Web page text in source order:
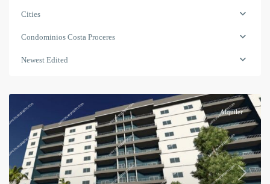
Cities
Condominios Costa Proceres
Newest Edited
Previous Next
Alquiler